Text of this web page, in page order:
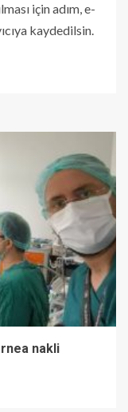
için adım, e-
kaydedilsin.
nakli